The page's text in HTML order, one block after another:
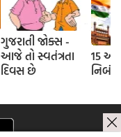
ગુજરાતી જોક્સ -
આજે તો સ્વતંત્રતા
દિવસ છે
15
નિબંધ